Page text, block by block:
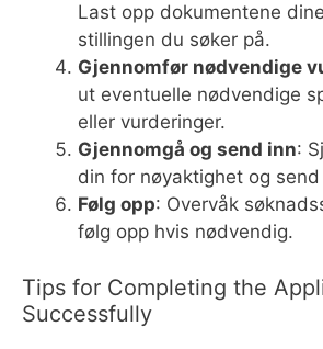
Last opp dokumentene
stillingen du søker på.
Gjennomfør nødvendige
ut eventuelle nødvendige
eller vurderinger.
Gjennomgå og send inn:
din for nøyaktighet og
Følg opp: Overvåk
følg opp hvis nødvendig.
Tips for Completing the
Successfully